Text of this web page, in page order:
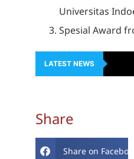
Universitas
Spesial Award
LATEST NEWS
Share
Share on Facebook